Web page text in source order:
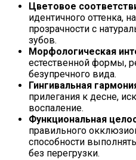
Цветовое
идентичного оттенка,
прозрачности с
зубов.
Морфологическая
естественной формы,
безупречного вида.
Гингивальная
прилегания к десне,
воспаление.
Функциональная
правильного
способности
без перегрузки.